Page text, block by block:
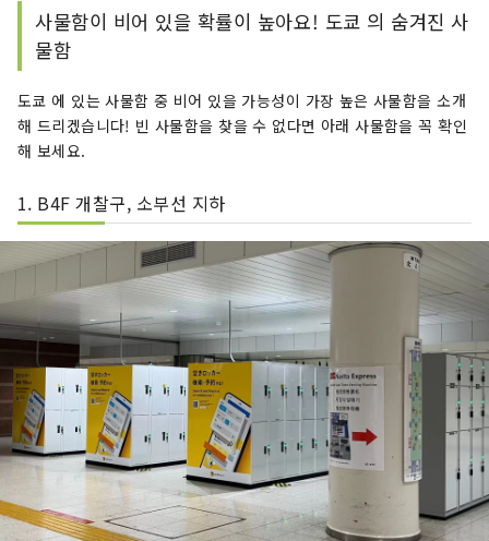
사물함이 비어 있을 확률이 높아요! 도쿄 의 숨겨진 사
물함
도쿄 에 있는 사물함 중 비어 있을 가능성이 가장 높은 사물함을 소개
해 드리겠습니다! 빈 사물함을 찾을 수 없다면 아래 사물함을 꼭 확인
해 보세요.
1. B4F 개찰구, 소부선 지하